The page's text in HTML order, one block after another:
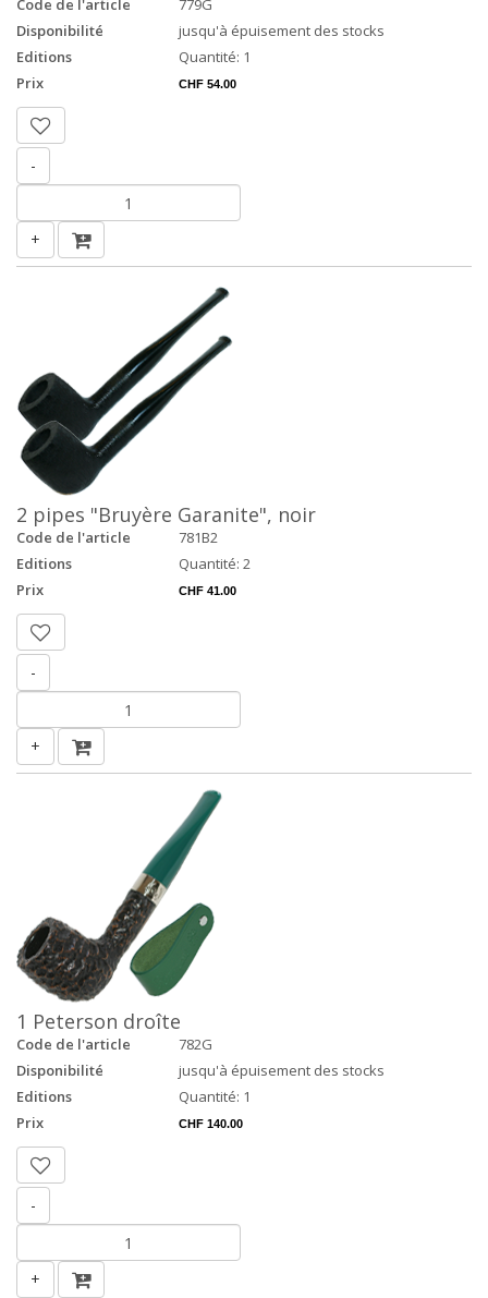
Code de l'article
779G
Disponibilité
jusqu'à épuisement des stocks
Editions
Quantité: 1
Prix
CHF 54.00
-
+
2 pipes "Bruyère Garanite", noir
Code de l'article
781B2
Editions
Quantité: 2
Prix
CHF 41.00
-
+
1 Peterson droîte
Code de l'article
782G
Disponibilité
jusqu'à épuisement des stocks
Editions
Quantité: 1
Prix
CHF 140.00
-
+